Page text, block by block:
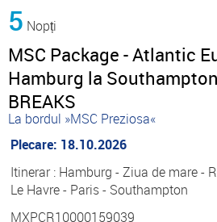
5 Nopți
MSC Package - Atlantic
Hamburg la
BREAKS
La bordul »MSC Preziosa«
Plecare: 18.10.2026
Itinerar : Hamburg - Ziua de mare -
Le Havre - Paris - Southampton
MXPCR10000159039